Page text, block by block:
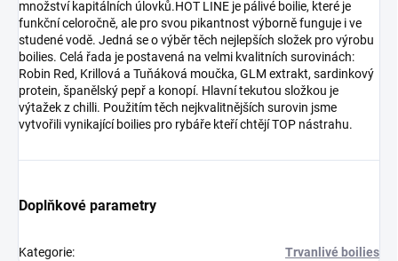
množství kapitálních úlovků.HOT LINE je pálivé boilie, které je
funkční celoročně, ale pro svou pikantnost výborně funguje i ve
studené vodě. Jedná se o výběr těch nejlepších složek pro výrobu
boilies. Celá řada je postavená na velmi kvalitních surovinách:
Robin Red, Krillová a Tuňáková moučka, GLM extrakt, sardinkový
protein, španělský pepř a konopí. Hlavní tekutou složkou je
výtažek z chilli. Použitím těch nejkvalitnějších surovin jsme
vytvořili vynikající boilies pro rybáře kteří chtějí TOP nástrahu.
Doplňkové parametry
Kategorie: Trvanlivé boilies